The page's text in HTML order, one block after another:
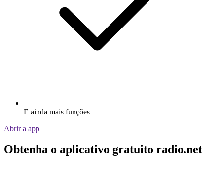
E ainda mais funções
Abrir a app
Obtenha o aplicativo gratuito radio.net